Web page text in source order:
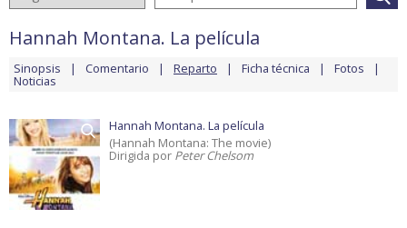
Hannah Montana. La película
Sinopsis Comentario Reparto Ficha técnica Fotos
Noticias
Hannah Montana. La película
(Hannah Montana: The movie)
Dirigida por Peter Chelsom